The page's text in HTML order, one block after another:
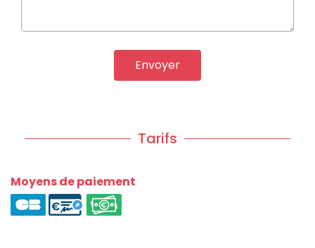
Envoyer
Tarifs
Moyens de paiement